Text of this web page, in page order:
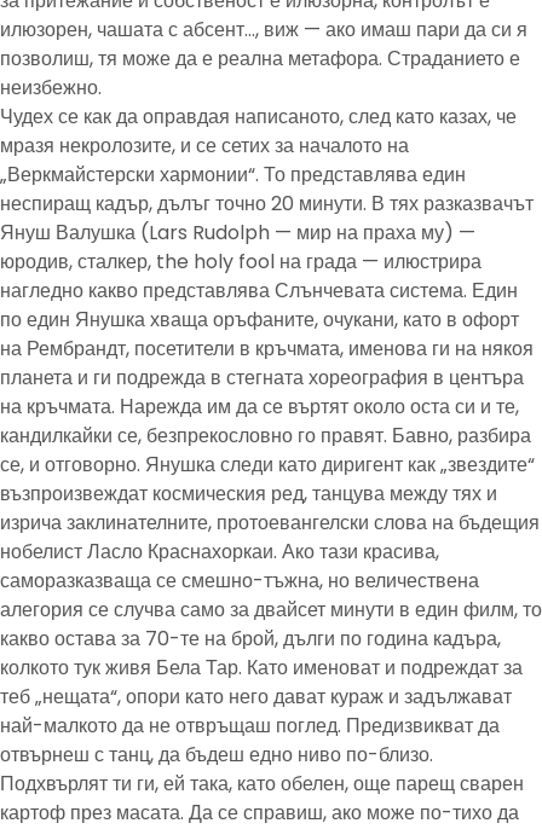
илюзорен, чашата с абсент…, виж — ако имаш пари да си я
позволиш, тя може да е реална метафора. Страданието е
неизбежно.
Чудех се как да оправдая написаното, след като казах, че
мразя некролозите, и се сетих за началото на
„Веркмайстерски хармонии“. То представлява един
неспиращ кадър, дълъг точно 20 минути. В тях разказвачът
Януш Валушка (Lars Rudolph — мир на праха му) —
юродив, сталкер, the holy fool на града — илюстрира
нагледно какво представлява Слънчевата система. Един
по един Янушка хваща оръфаните, очукани, като в офорт
на Рембрандт, посетители в кръчмата, именова ги на някоя
планета и ги подрежда в стегната хореография в центъра
на кръчмата. Нарежда им да се въртят около оста си и те,
кандилкайки се, безпрекословно го правят. Бавно, разбира
се, и отговорно. Янушка следи като диригент как „звездите“
възпроизвеждат космическия ред, танцува между тях и
изрича заклинателните, протоевангелски слова на бъдещия
нобелист Ласло Краснахоркаи. Ако тази красива,
саморазказваща се смешно-тъжна, но величествена
алегория се случва само за двайсет минути в един филм, то
какво остава за 70-те на брой, дълги по година кадъра,
колкото тук живя Бела Тар. Като именоват и подреждат за
теб „нещата“, опори като него дават кураж и задължават
най-малкото да не отвръщаш поглед. Предизвикват да
отвърнеш с танц, да бъдеш едно ниво по-близо.
Подхвърлят ти ги, ей така, като обелен, още парещ сварен
картоф през масата. Да се справиш, ако може по-тихо да